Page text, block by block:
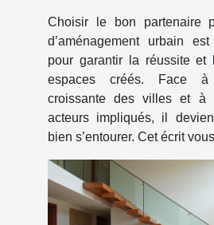
Choisir le bon partenaire
d’aménagement urbain
pour garantir la réussite et
espaces créés. Face
croissante des villes et à
acteurs impliqués, il
bien s’entourer. Cet écrit